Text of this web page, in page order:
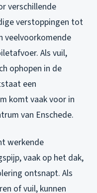
verschillende
verstoppingen tot
veelvoorkomende
Als vuil,
ophopen in de
een
komt vaak voor in
van Enschede.
werkende
vaak op het dak,
ontsnapt. Als
of vuil, kunnen